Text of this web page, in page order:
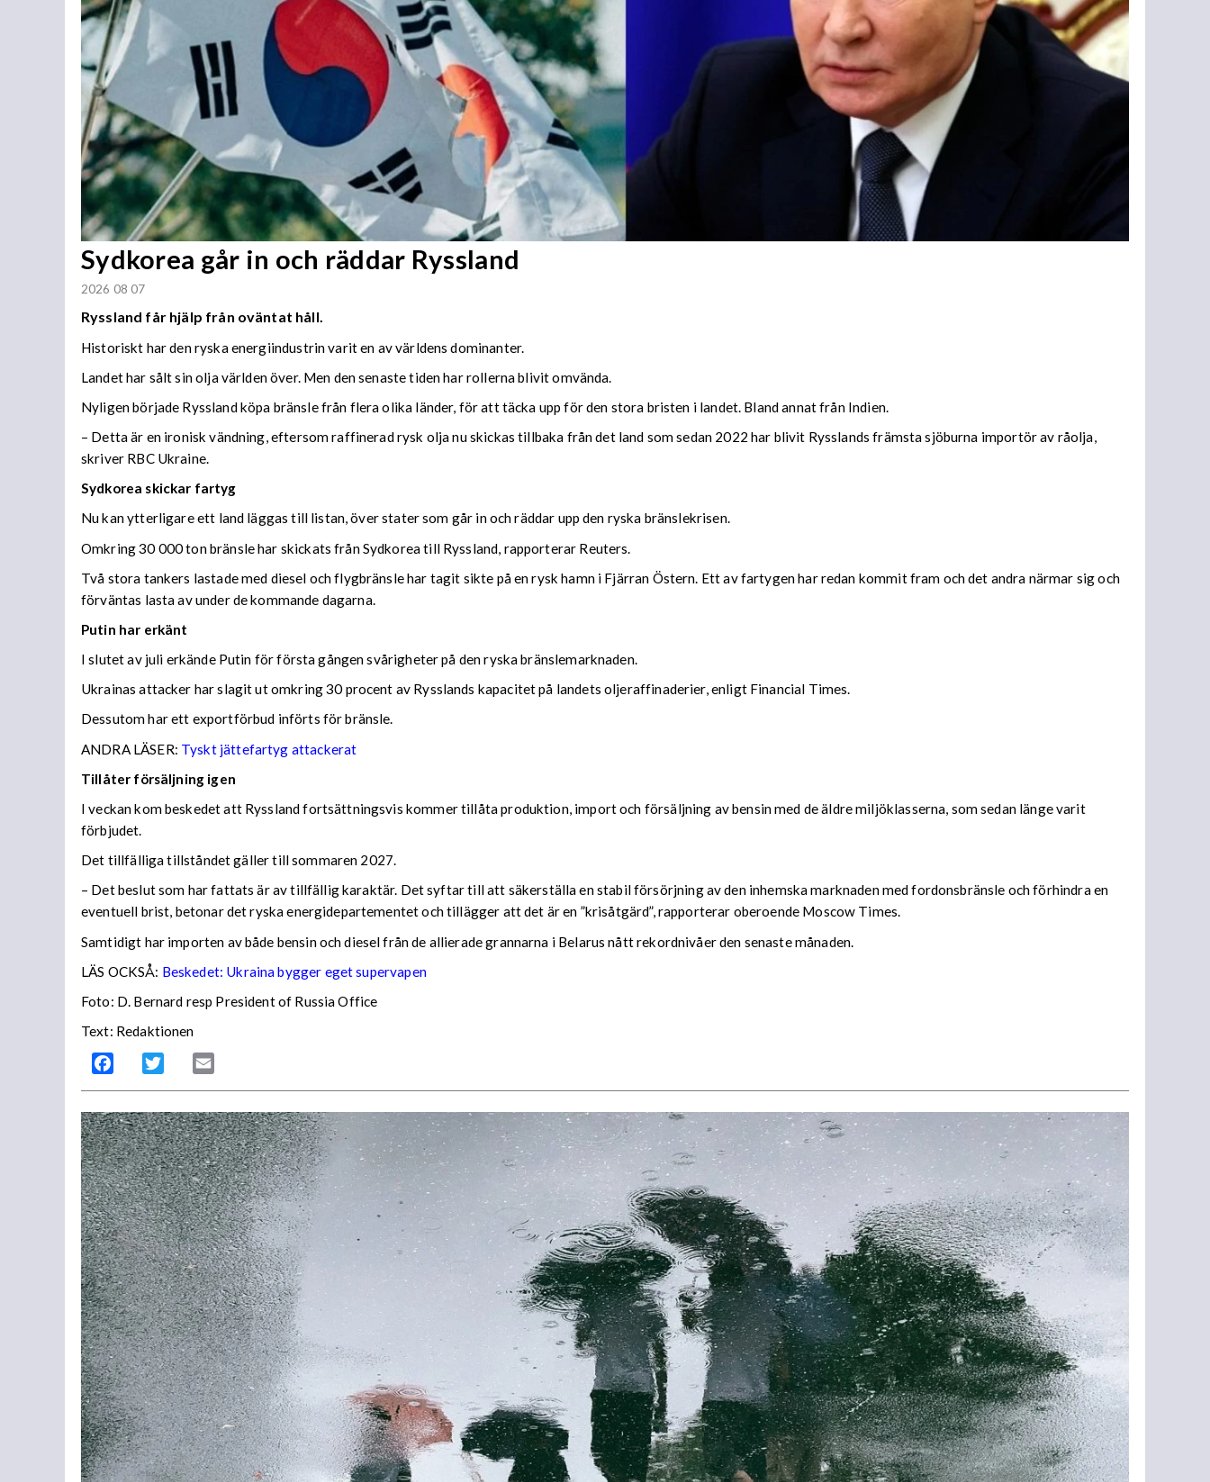
Sydkorea går in och räddar Ryssland
2026 08 07
Ryssland får hjälp från oväntat håll.
Historiskt har den ryska energiindustrin varit en av världens dominanter.
Landet har sålt sin olja världen över. Men den senaste tiden har rollerna blivit omvända.
Nyligen började Ryssland köpa bränsle från flera olika länder, för att täcka upp för den stora bristen i landet. Bland annat från Indien.
– Detta är en ironisk vändning, eftersom raffinerad rysk olja nu skickas tillbaka från det land som sedan 2022 har blivit Rysslands främsta sjöburna importör av råolja,
skriver RBC Ukraine.
Sydkorea skickar fartyg
Nu kan ytterligare ett land läggas till listan, över stater som går in och räddar upp den ryska bränslekrisen.
Omkring 30 000 ton bränsle har skickats från Sydkorea till Ryssland, rapporterar Reuters.
Två stora tankers lastade med diesel och flygbränsle har tagit sikte på en rysk hamn i Fjärran Östern. Ett av fartygen har redan kommit fram och det andra närmar sig och
förväntas lasta av under de kommande dagarna.
Putin har erkänt
I slutet av juli erkände Putin för första gången svårigheter på den ryska bränslemarknaden.
Ukrainas attacker har slagit ut omkring 30 procent av Rysslands kapacitet på landets oljeraffinaderier, enligt Financial Times.
Dessutom har ett exportförbud införts för bränsle.
ANDRA LÄSER: Tyskt jättefartyg attackerat
Tillåter försäljning igen
I veckan kom beskedet att Ryssland fortsättningsvis kommer tillåta produktion, import och försäljning av bensin med de äldre miljöklasserna, som sedan länge varit
förbjudet.
Det tillfälliga tillståndet gäller till sommaren 2027.
– Det beslut som har fattats är av tillfällig karaktär. Det syftar till att säkerställa en stabil försörjning av den inhemska marknaden med fordonsbränsle och förhindra en
eventuell brist, betonar det ryska energidepartementet och tillägger att det är en ”krisåtgärd”, rapporterar oberoende Moscow Times.
Samtidigt har importen av både bensin och diesel från de allierade grannarna i Belarus nått rekordnivåer den senaste månaden.
LÄS OCKSÅ: Beskedet: Ukraina bygger eget supervapen
Foto: D. Bernard resp President of Russia Office
Text: Redaktionen
Facebook Twitter